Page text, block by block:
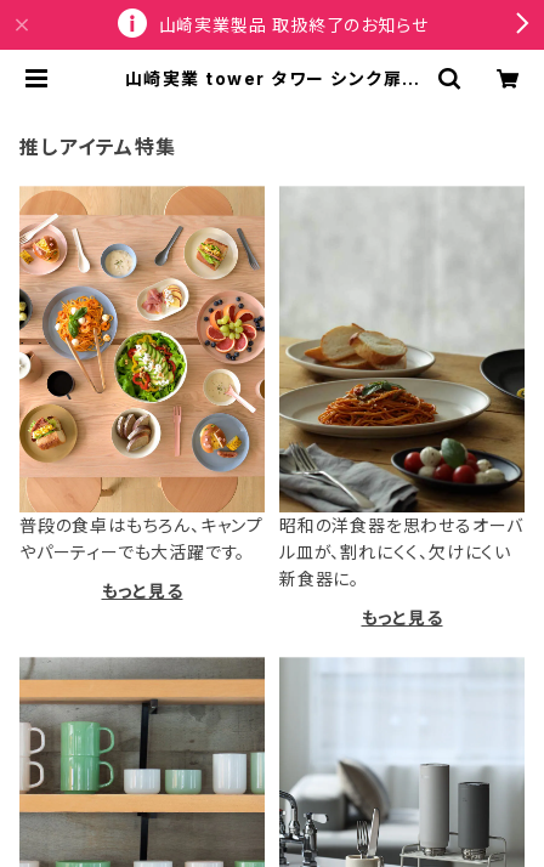
山崎実業製品 取扱終了のお知らせ
山崎実業 tower タワー シンク扉ス
推しアイテム特集
普段の食卓はもちろん、キャンプ
やパーティーでも大活躍です。
もっと見る
昭和の洋食器を思わせるオーバ
ル皿が、割れにくく、欠けにくい
新食器に。
もっと見る